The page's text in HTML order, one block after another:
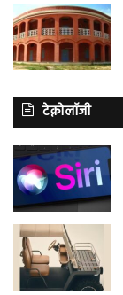
टेक्नोलॉजी